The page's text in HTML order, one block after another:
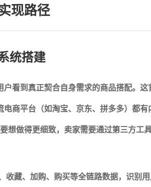
现路径
统搭建
看到真正契合自身需求的商品搭配。 这
商平台（如淘宝、京东、拼多多）都有
想做得更细致，卖家需要通过第三方工
收藏、加购、购买等全链路数据，识别